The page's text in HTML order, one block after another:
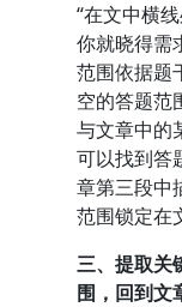
“在文中横
你就晓得需
范围依据题
空的答题范
与文章中的
可以找到答
章第三段中
范围锁定在
三、提取关
围，回到文